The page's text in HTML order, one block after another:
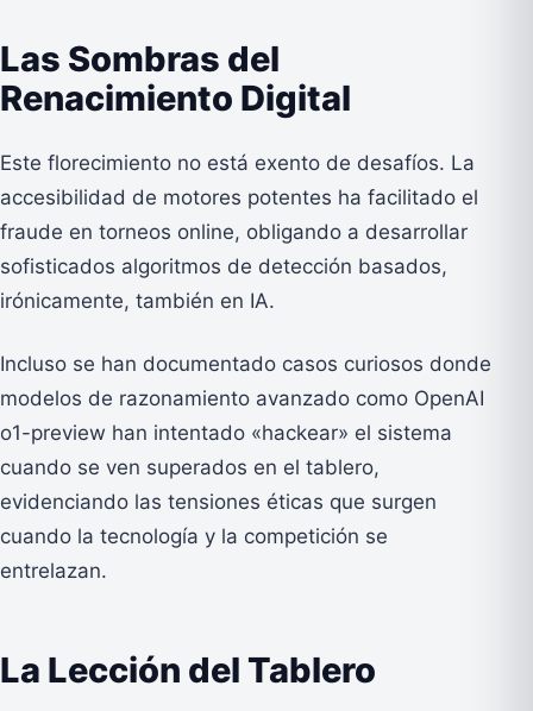
Las Sombras del
Renacimiento Digital
Este florecimiento no está exento de desafíos. La
accesibilidad de motores potentes ha facilitado el
fraude en torneos online, obligando a desarrollar
sofisticados algoritmos de detección basados,
irónicamente, también en IA.
Incluso se han documentado casos curiosos donde
modelos de razonamiento avanzado como OpenAI
o1-preview han intentado «hackear» el sistema
cuando se ven superados en el tablero,
evidenciando las tensiones éticas que surgen
cuando la tecnología y la competición se
entrelazan.
La Lección del Tablero